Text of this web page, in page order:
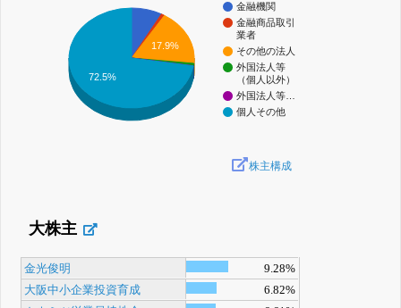
金融機関
金融商品取引
業者
その他の法人
外国法人等
（個人以外）
外国法人等…
個人その他
17.9%
72.5%
株主構成
大株主
金光俊明
9.28%
大阪中小企業投資育成
6.82%